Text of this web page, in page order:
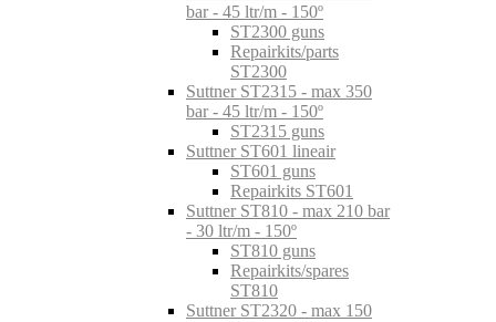
bar - 45 ltr/m - 150º
ST2300 guns
Repairkits/parts
ST2300
Suttner ST2315 - max 350
bar - 45 ltr/m - 150º
ST2315 guns
Suttner ST601 lineair
ST601 guns
Repairkits ST601
Suttner ST810 - max 210 bar
- 30 ltr/m - 150º
ST810 guns
Repairkits/spares
ST810
Suttner ST2320 - max 150